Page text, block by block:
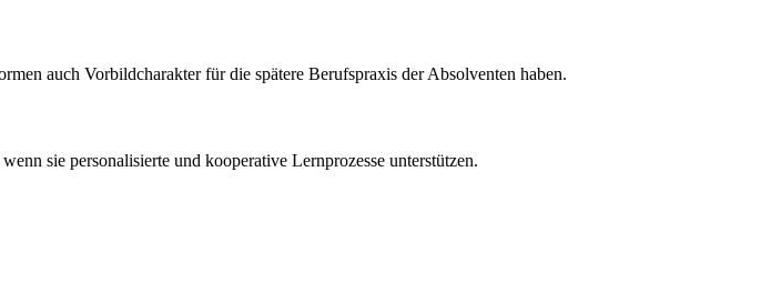
auch Vorbildcharakter für die spätere Berufspraxis der Absolventen haben.
sie personalisierte und kooperative Lernprozesse unterstützen.